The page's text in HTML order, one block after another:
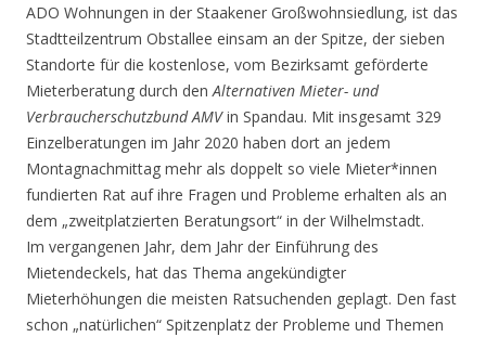
ADO Wohnungen in der Staakener Großwohnsiedlung, ist das
Stadtteilzentrum Obstallee einsam an der Spitze, der sieben
Standorte für die kostenlose, vom Bezirksamt geförderte
Mieterberatung durch denAlternativen Mieter- und
Verbraucherschutzbund AMVin Spandau. Mit insgesamt 329
Einzelberatungen im Jahr 2020 haben dort an jedem
Montagnachmittag mehr als doppelt so viele Mieter*innen
fundierten Rat auf ihre Fragen und Probleme erhalten als an
dem „zweitplatzierten Beratungsort“ in der Wilhelmstadt.
Im vergangenen Jahr, dem Jahr der Einführung des
Mietendeckels, hat das Thema angekündigter
Mieterhöhungen die meisten Ratsuchenden geplagt. Den fast
schon „natürlichen“ Spitzenplatz der Probleme und Themen